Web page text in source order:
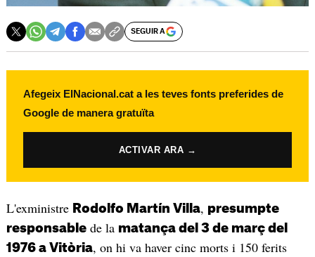
SEGUIR A
Afegeix ElNacional.cat a les teves fonts preferides de
Google de manera gratuïta
ACTIVAR ARA →
L'exministre Rodolfo Martín Villa, presumpte
responsablede la matança del 3 de març del
1976 a Vitòria, on hi va haver cinc morts i 150 ferits